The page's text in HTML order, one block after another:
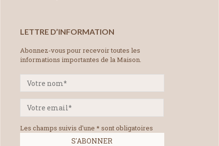
LETTRE D’INFORMATION
Abonnez-vous pour recevoir toutes les
informations importantes de la Maison.
Les champs suivis d'une * sont obligatoires